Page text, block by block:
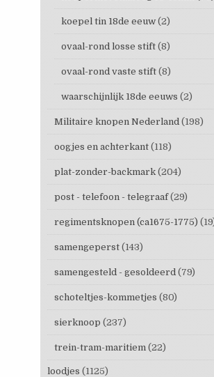
koepel tin 18de eeuw (2)
ovaal-rond losse stift (8)
ovaal-rond vaste stift (8)
waarschijnlijk 18de eeuws (2)
Militaire knopen Nederland (198)
oogjes en achterkant (118)
plat-zonder-backmark (204)
post - telefoon - telegraaf (29)
regimentsknopen (ca1675-1775)
samengeperst (143)
samengesteld - gesoldeerd (79)
schoteltjes-kommetjes (80)
sierknoop (237)
trein-tram-maritiem (22)
loodjes (1125)